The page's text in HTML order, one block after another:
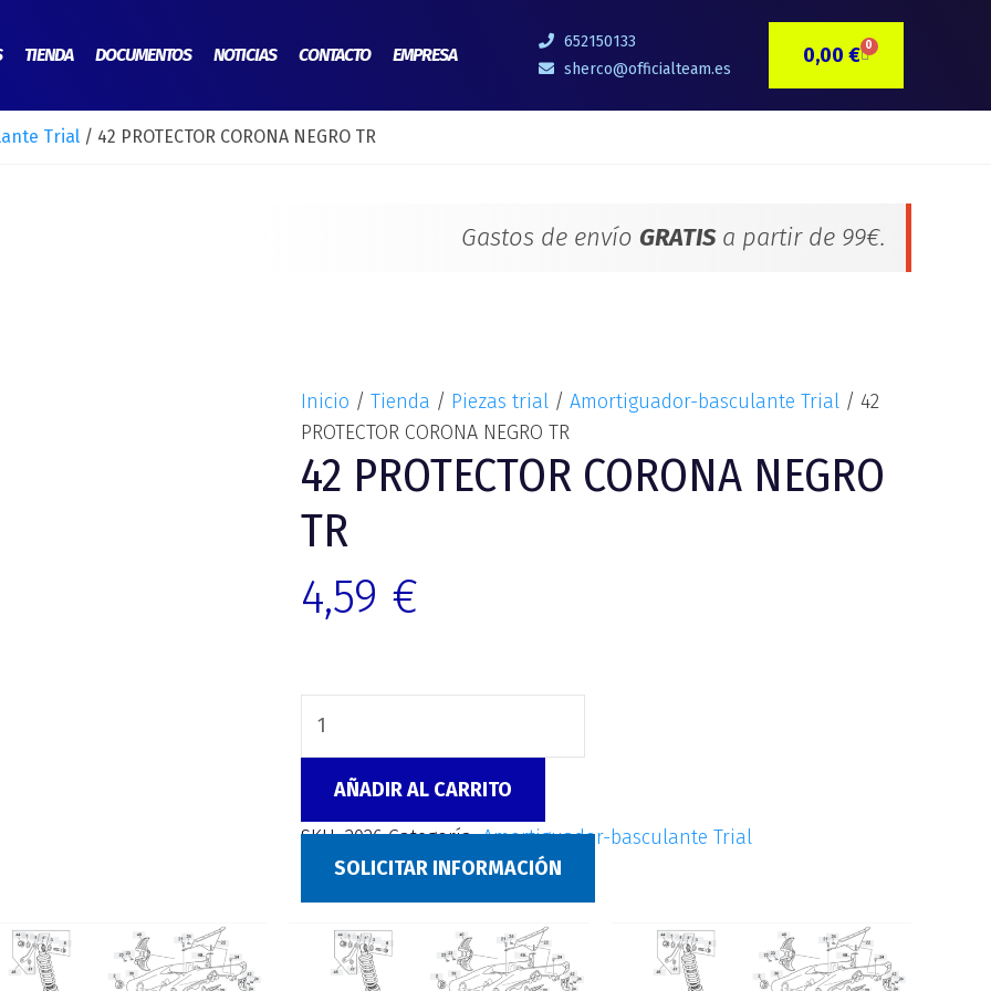
TIENDA DOCUMENTOS NOTICIAS CONTACTO EMPRESA
652150133
sherco@officialteam.es
0,00 € 0CARRITO
Trial / 42 PROTECTOR CORONA NEGRO TR
Gastos de envío GRATISa partir de 99€.
Inicio / Tienda / Piezas trial / Amortiguador-basculante Trial / 42
PROTECTOR CORONA NEGRO TR
42 PROTECTOR CORONA NEGRO
TR
4,59 €
PROTECTOR
NEGRO
TR
AÑADIR AL CARRITO
SKU:2026 Categoría:Amortiguador-basculante Trial
SOLICITAR INFORMACIÓN